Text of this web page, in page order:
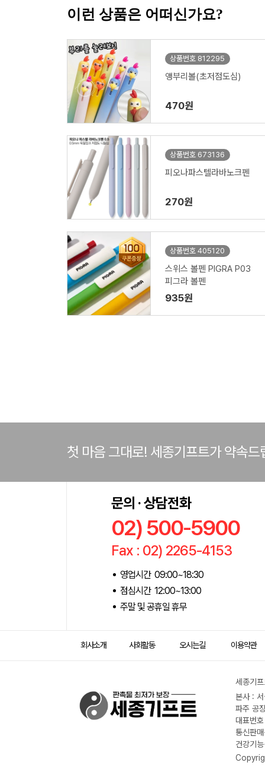
이런 상품은 어떠신가요?
상품번호 812295
앵부리볼(초저점도심)
470원
상품번호 673136
피오나파스텔라바노크펜
270원
상품번호 405120
스위스 볼펜 PIGRA P03
피그라 볼펜
935원
첫 마음 그대로! 세종기프트가 약속드
문의 · 상담전화
02) 500-5900
Fax : 02) 2265-4153
영업시간 09:00~18:30
점심시간 12:00~13:00
주말 및 공휴일 휴무
회사소개 사회활동 오시는길 이용약관
세종기
본사 :
파주 공
대표번
통신판
건강기